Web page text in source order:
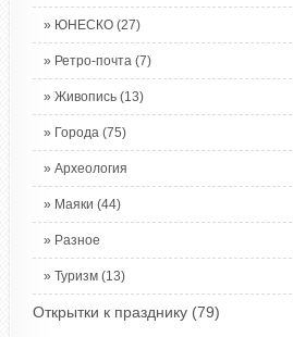
ЮНЕСКО (27)
Ретро-почта (7)
Живопись (13)
Города (75)
Археология
Маяки (44)
Разное
Туризм (13)
Открытки к празднику (79)